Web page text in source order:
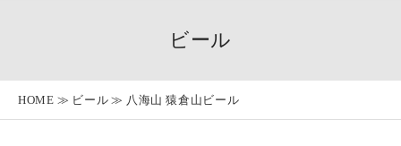
ビール
HOME ビール 八海山 猿倉山ビール